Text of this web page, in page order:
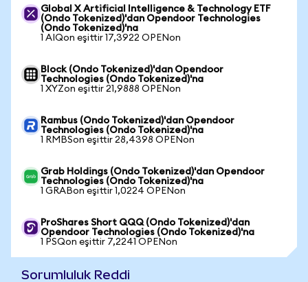
Global X Artificial Intelligence & Technology ETF
(Ondo Tokenized)'dan Opendoor Technologies
(Ondo Tokenized)'na
1 AIQon eşittir 17,3922 OPENon
Block (Ondo Tokenized)'dan Opendoor
Technologies (Ondo Tokenized)'na
1 XYZon eşittir 21,9888 OPENon
Rambus (Ondo Tokenized)'dan Opendoor
Technologies (Ondo Tokenized)'na
1 RMBSon eşittir 28,4398 OPENon
Grab Holdings (Ondo Tokenized)'dan Opendoor
Technologies (Ondo Tokenized)'na
1 GRABon eşittir 1,0224 OPENon
ProShares Short QQQ (Ondo Tokenized)'dan
Opendoor Technologies (Ondo Tokenized)'na
1 PSQon eşittir 7,2241 OPENon
Sorumluluk Reddi